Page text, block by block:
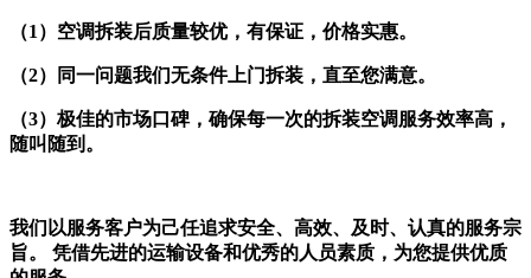
（1）空调拆装后质量较优，有保证，价格实惠。
（2）同一问题我们无条件上门拆装，直至您满意。
（3）极佳的市场口碑，确保每一次的拆装空调服务效率高，
随叫随到。
我们以服务客户为己任追求安全、高效、及时、认真的服务宗
旨。 凭借先进的运输设备和优秀的人员素质，为您提供优质